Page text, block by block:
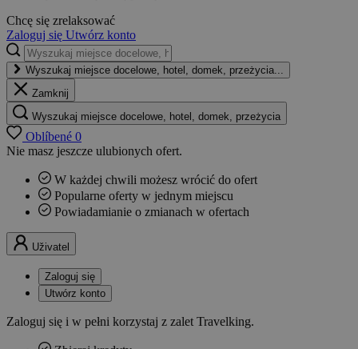
Chcę się zrelaksować
Zaloguj się Utwórz konto
Wyszukaj miejsce docelowe, hotel, domek, przeżycia...
Zamknij
Wyszukaj miejsce docelowe, hotel, domek, przeżycia
Oblíbené 0
Nie masz jeszcze ulubionych ofert.
W każdej chwili możesz wrócić do ofert
Popularne oferty w jednym miejscu
Powiadamianie o zmianach w ofertach
Uživatel
Zaloguj się
Utwórz konto
Zaloguj się i w pełni korzystaj z zalet Travelking.